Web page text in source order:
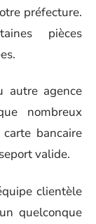
préfecture.
pièces
autre agence
nombreux
bancaire
valide.
clientèle
quelconque